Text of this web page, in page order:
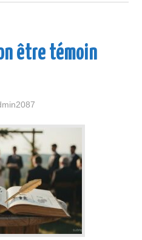
être témoin